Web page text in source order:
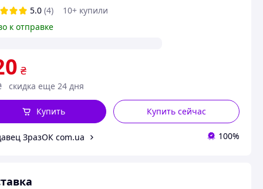
5.0 (4)
10+ купили
к отправке
₴
скидка еще 24 дня
Купить сейчас
Купить
ЗразОК com.ua 100%